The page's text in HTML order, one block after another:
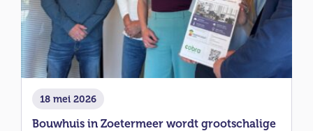
18 mei 2026
Bouwhuis in Zoetermeer wordt grootschalige